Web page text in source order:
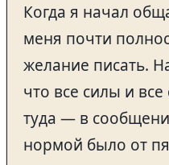
Когда я начал
меня почти
желание писать.
что все силы и
туда — в
нормой было от